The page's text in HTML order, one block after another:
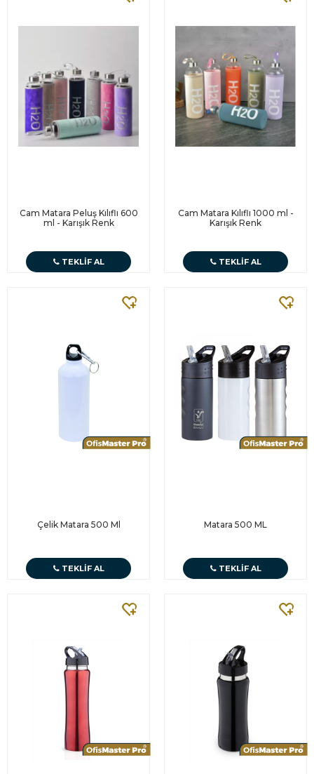
Cam Matara Peluş Kılıflı 600
ml - Karışık Renk
TEKLIF AL
Cam Matara Kılıflı 1000 ml -
Karışık Renk
TEKLIF AL
Çelik Matara 500 Ml
TEKLIF AL
Matara 500 ML
TEKLIF AL